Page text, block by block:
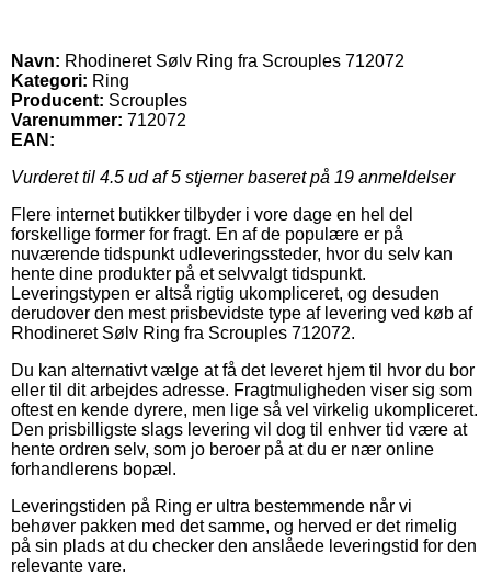
Navn: Rhodineret Sølv Ring fra Scrouples 712072
Kategori: Ring
Producent: Scrouples
Varenummer: 712072
EAN:
Vurderet til 4.5 ud af 5 stjerner baseret på 19 anmeldelser
Flere internet butikker tilbyder i vore dage en hel del
forskellige former for fragt. En af de populære er på
nuværende tidspunkt udleveringssteder, hvor du selv kan
hente dine produkter på et selvvalgt tidspunkt.
Leveringstypen er altså rigtig ukompliceret, og desuden
derudover den mest prisbevidste type af levering ved køb af
Rhodineret Sølv Ring fra Scrouples 712072.
Du kan alternativt vælge at få det leveret hjem til hvor du bor
eller til dit arbejdes adresse. Fragtmuligheden viser sig som
oftest en kende dyrere, men lige så vel virkelig ukompliceret.
Den prisbilligste slags levering vil dog til enhver tid være at
hente ordren selv, som jo beroer på at du er nær online
forhandlerens bopæl.
Leveringstiden på Ring er ultra bestemmende når vi
behøver pakken med det samme, og herved er det rimelig
på sin plads at du checker den anslåede leveringstid for den
relevante vare.